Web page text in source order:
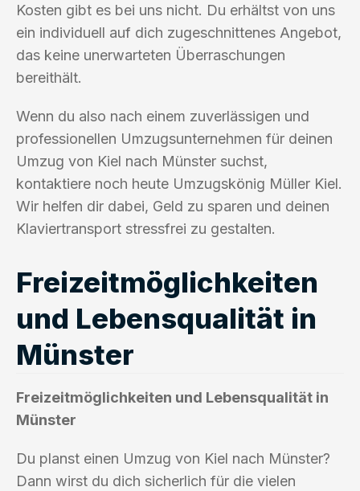
Kosten gibt es bei uns nicht. Du erhältst von uns
ein individuell auf dich zugeschnittenes Angebot,
das keine unerwarteten Überraschungen
bereithält.
Wenn du also nach einem zuverlässigen und
professionellen Umzugsunternehmen für deinen
Umzug von Kiel nach Münster suchst,
kontaktiere noch heute Umzugskönig Müller Kiel.
Wir helfen dir dabei, Geld zu sparen und deinen
Klaviertransport stressfrei zu gestalten.
Freizeitmöglichkeiten
und Lebensqualität in
Münster
Freizeitmöglichkeiten und Lebensqualität in
Münster
Du planst einen Umzug von Kiel nach Münster?
Dann wirst du dich sicherlich für die vielen